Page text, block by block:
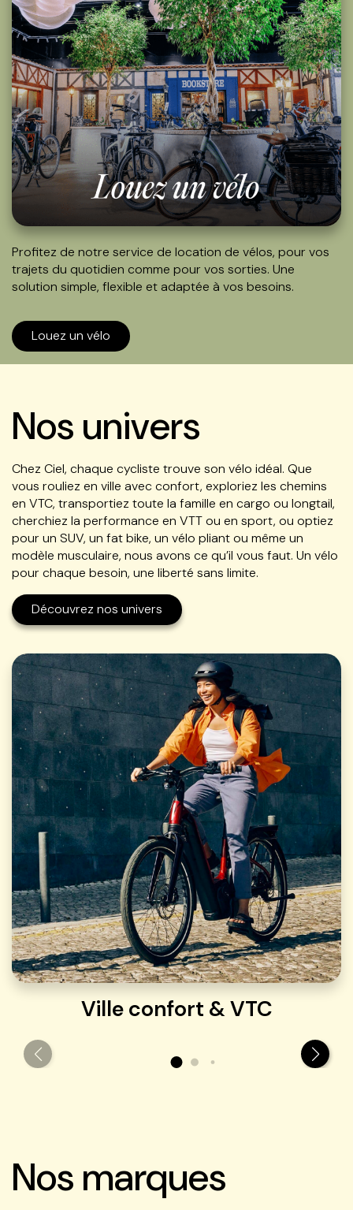
Profitez de notre service de location de vélos, pour vos
trajets du quotidien comme pour vos sorties. Une
solution simple, flexible et adaptée à vos besoins.
Louez un vélo
Nos univers
Chez Ciel, chaque cycliste trouve son vélo idéal. Que
vous rouliez en ville avec confort, exploriez les chemins
en VTC, transportiez toute la famille en cargo ou longtail,
cherchiez la performance en VTT ou en sport, ou optiez
pour un SUV, un fat bike, un vélo pliant ou même un
modèle musculaire, nous avons ce qu’il vous faut. Un vélo
pour chaque besoin, une liberté sans limite.
Découvrez nos univers
Ville confort & VTC
Nos marques